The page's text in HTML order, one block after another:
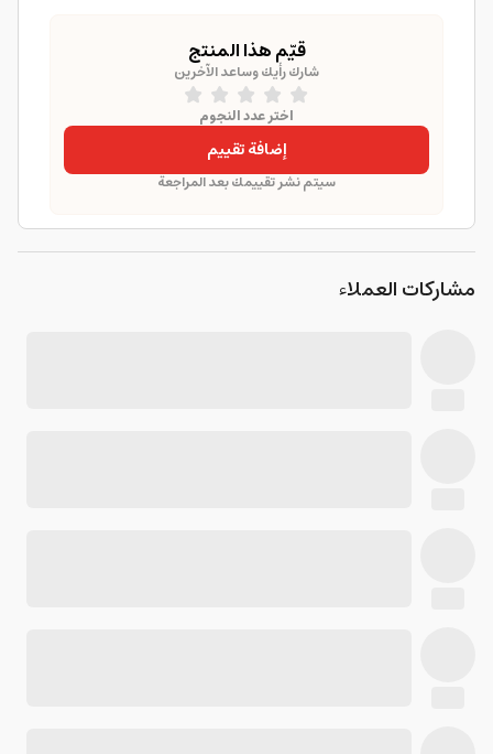
قيّم هذا المنتج
شارك رأيك وساعد الآخرين
اختر عدد النجوم
إضافة تقييم
سيتم نشر تقييمك بعد المراجعة
مشاركات العملاء